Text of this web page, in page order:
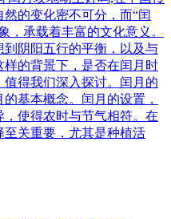
的变化密不可分，而“闰
，承载着丰富的文化意义。
阴阳五行的平衡，以及与
的背景下，是否在闰月时
得我们深入探讨。闰月的
基本概念。闰月的设置，
使得农时与节气相符。在
关重要，尤其是种植活